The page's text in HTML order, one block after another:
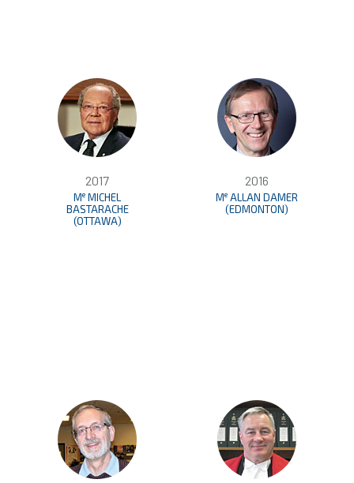
2017
Me MICHEL
BASTARACHE
(OTTAWA)
2016
MeALLAN DAMER
(EDMONTON)